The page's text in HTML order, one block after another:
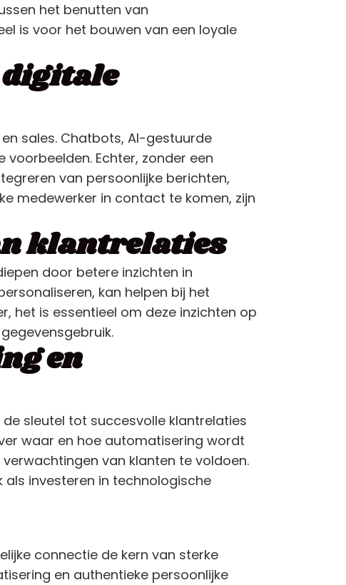
het benutten van
is voor het bouwen van een loyale
digitale
sales. Chatbots, AI-gestuurde
Echter, zonder een
van persoonlijke berichten,
medewerker in contact te komen, zijn
klantrelaties
door betere inzichten in
kan helpen bij het
het is essentieel om deze inzichten op
en
sleutel tot succesvolle klantrelaties
waar en hoe automatisering wordt
van klanten te voldoen.
als investeren in technologische
connectie de kern van sterke
en authentieke persoonlijke